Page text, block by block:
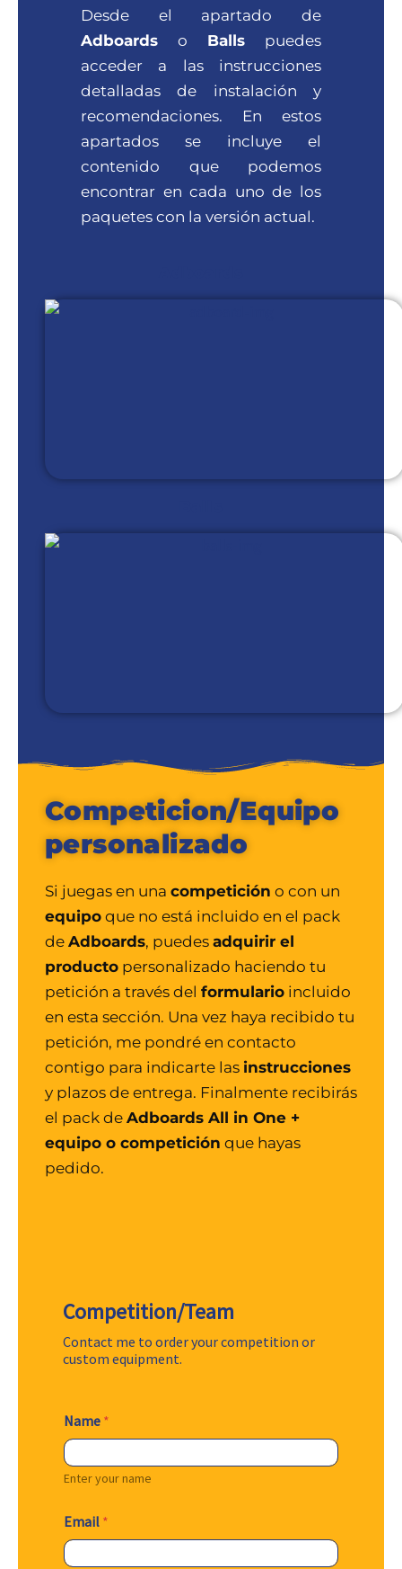
Desde el apartado de
Adboards o Balls puedes
acceder a las instrucciones
detalladas de instalación y
recomendaciones. En estos
apartados se incluye el
contenido que podemos
encontrar en cada uno de los
paquetes con la versión actual.
Competicion/Equipo
personalizado
Si juegas en una competición o con un
equipo que no está incluido en el pack
de Adboards, puedes adquirir el
producto personalizado haciendo tu
petición a través del formulario incluido
en esta sección. Una vez haya recibido tu
petición, me pondré en contacto
contigo para indicarte las instrucciones
y plazos de entrega. Finalmente recibirás
el pack de Adboards All in One +
equipo o competición que hayas
pedido.
Competition/Team
Contact me to order your competition or
custom equipment.
Name *
Enter your name
Email *